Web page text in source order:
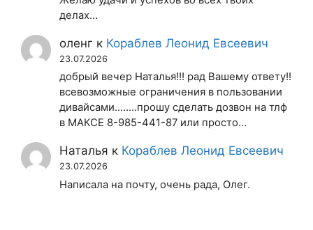
делах...
оленг к Кораблев Леонид Евсеевич
23.07.2026
добрый вечер Наталья!!! рад Вашему ответу!!
всевозможные ограничения в пользовании
дивайсами........прошу сделать дозвон на тлф
в МАКСЕ 8-985-441-87 или просто…
Наталья к Кораблев Леонид Евсеевич
23.07.2026
Написала на почту, очень рада, Олег.